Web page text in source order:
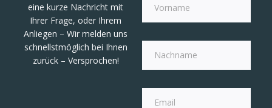
eine kurze Nachricht mit
Ihrer Frage, oder Ihrem
Anliegen – Wir melden uns
schnellstmöglich bei Ihnen
zurück – Versprochen!